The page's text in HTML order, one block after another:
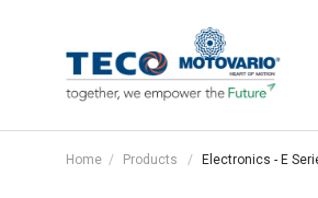
Motovario
Home Products Electronics - E